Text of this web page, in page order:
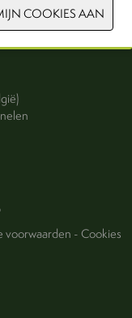
2026
voorwaarden -Cookies